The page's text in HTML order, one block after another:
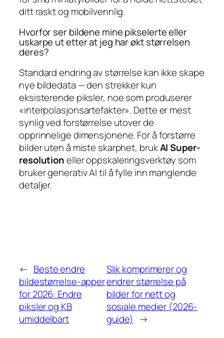
ditt raskt og mobilvennlig.
Hvorfor ser bildene mine pikselerte eller
uskarpe ut etter at jeg har økt størrelsen
deres?
Standard endring av størrelse kan ikke skape
nye bildedata — den strekker kun
eksisterende piksler, noe som produserer
«interpolasjonsartefakter». Dette er mest
synlig ved forstørrelse utover de
opprinnelige dimensjonene. For å forstørre
bilder uten å miste skarphet, brukAI Super-
resolutioneller oppskaleringsverktøy som
bruker generativ AI til å fylle inn manglende
detaljer.
← Beste endre
bildestørrelse-apper
for 2026: Endre
piksler og KB
umiddelbart
Slik komprimerer og
endrer størrelse på
bilder for nett og
sosiale medier (2026-
guide) →